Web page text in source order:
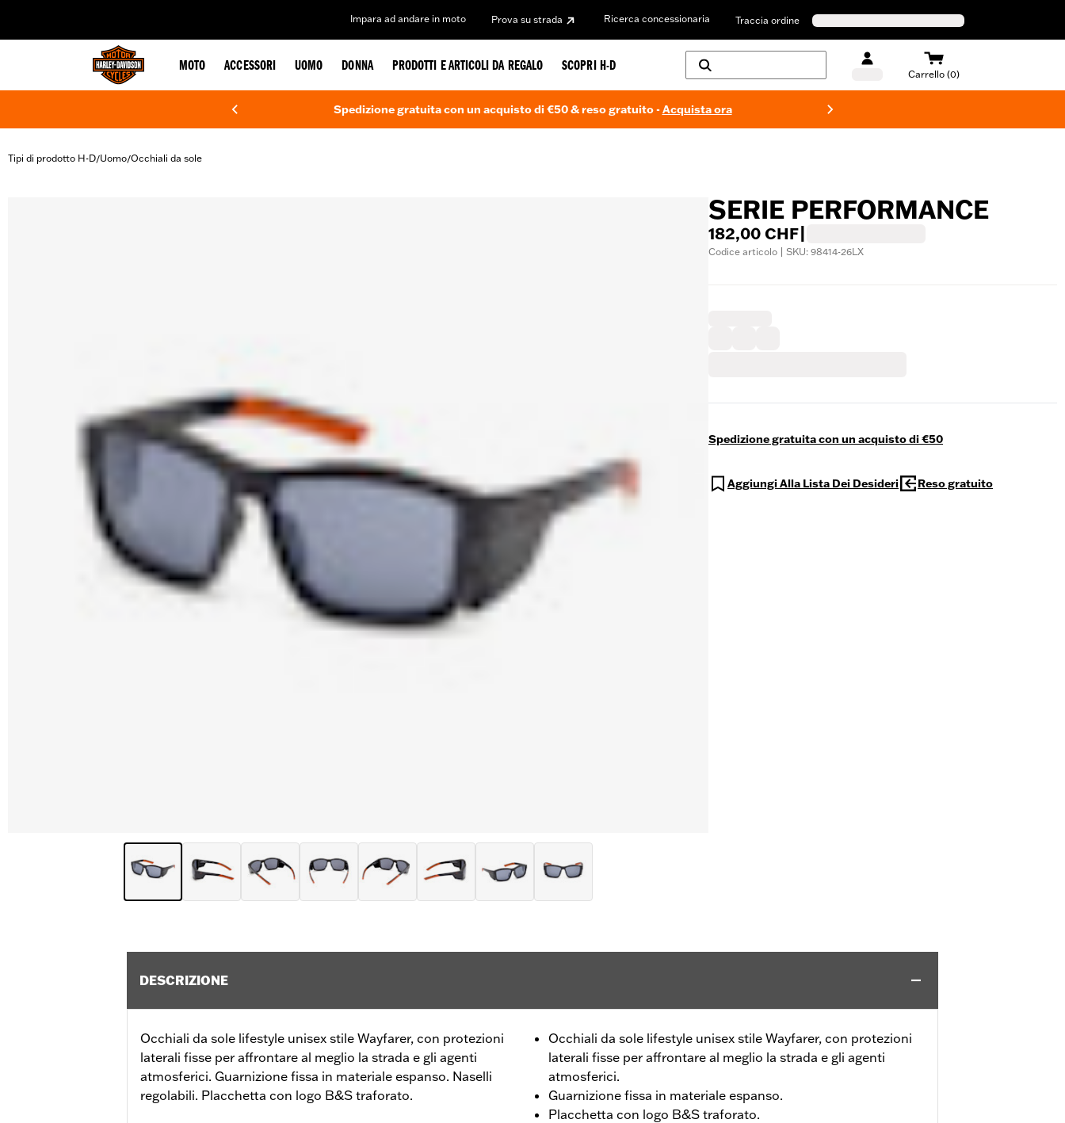
Impara ad andare in moto Prova su strada Ricerca concessionaria Traccia ordine
MOTO ACCESSORI UOMO DONNA PRODOTTI E ARTICOLI DA REGALO SCOPRI H-D
Carrello (0)
Spedizione gratuita con un acquisto di €50 & reso gratuito -Acquista ora
Tipi di prodotto H-D/Uomo/Occhiali da sole
SERIE PERFORMANCE
182,00 CHF
Codice articolo | SKU: 98414-26LX
Spedizione gratuita con un acquisto di €50
Aggiungi Alla Lista Dei Desideri Reso gratuito
DESCRIZIONE
Occhiali da sole lifestyle unisex stile Wayfarer, con protezioni
laterali fisse per affrontare al meglio la strada e gli agenti
atmosferici. Guarnizione fissa in materiale espanso. Naselli
regolabili. Placchetta con logo B&S traforato.
Occhiali da sole lifestyle unisex stile Wayfarer, con protezioni
laterali fisse per affrontare al meglio la strada e gli agenti
atmosferici.
Guarnizione fissa in materiale espanso.
Placchetta con logo B&S traforato.